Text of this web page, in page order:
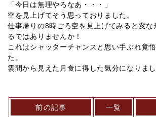
「今日は無理やろなあ・・・」
空を見上げてそう思っておりました。
仕事帰りの8時ごろ空を見上げてみると変な
るではありませんか！
これはシャッターチャンスと思い手ぶれ覚
た。
雲間から見えた月食に得した気分になりまし
前の記事 一覧